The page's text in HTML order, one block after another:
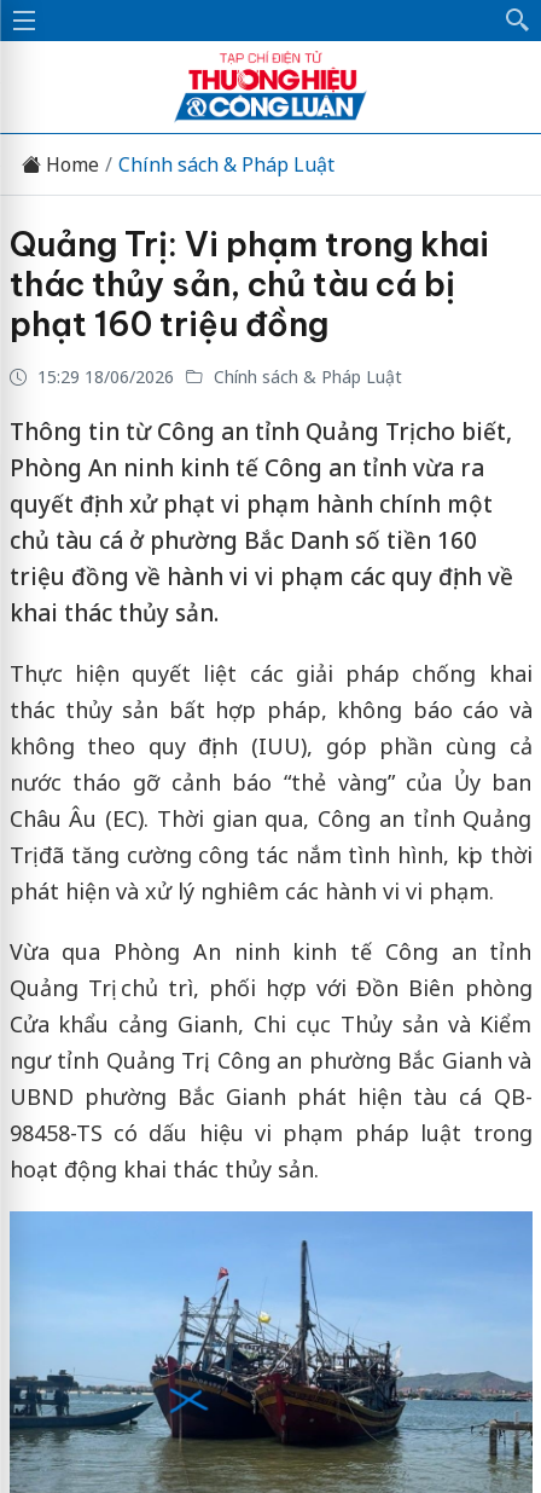
Home Chính sách & Pháp Luật
Quảng Trị: Vi phạm trong khai
thác thủy sản, chủ tàu cá bị
phạt 160 triệu đồng
15:29 18/06/2026 Chính sách & Pháp Luật
Thông tin từ Công an tỉnh Quảng Trị cho biết,
Phòng An ninh kinh tế Công an tỉnh vừa ra
quyết định xử phạt vi phạm hành chính một
chủ tàu cá ở phường Bắc Danh số tiền 160
triệu đồng về hành vi vi phạm các quy định về
khai thác thủy sản.
Thực hiện quyết liệt các giải pháp chống khai
thác thủy sản bất hợp pháp, không báo cáo và
không theo quy định (IUU), góp phần cùng cả
nước tháo gỡ cảnh báo “thẻ vàng” của Ủy ban
Châu Âu (EC). Thời gian qua, Công an tỉnh Quảng
Trị đã tăng cường công tác nắm tình hình, kịp thời
phát hiện và xử lý nghiêm các hành vi vi phạm.
Vừa qua Phòng An ninh kinh tế Công an tỉnh
Quảng Trị chủ trì, phối hợp với Đồn Biên phòng
Cửa khẩu cảng Gianh, Chi cục Thủy sản và Kiểm
ngư tỉnh Quảng Trị, Công an phường Bắc Gianh và
UBND phường Bắc Gianh phát hiện tàu cá QB-
98458-TS có dấu hiệu vi phạm pháp luật trong
hoạt động khai thác thủy sản.